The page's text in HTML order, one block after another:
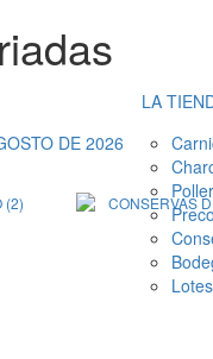
DE 2026
LA